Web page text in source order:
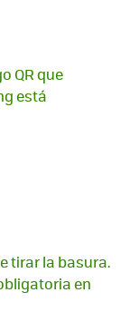
QR que
está
tirar la basura.
en